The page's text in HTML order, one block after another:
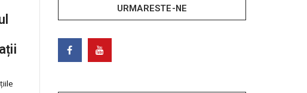
URMARESTE-NE